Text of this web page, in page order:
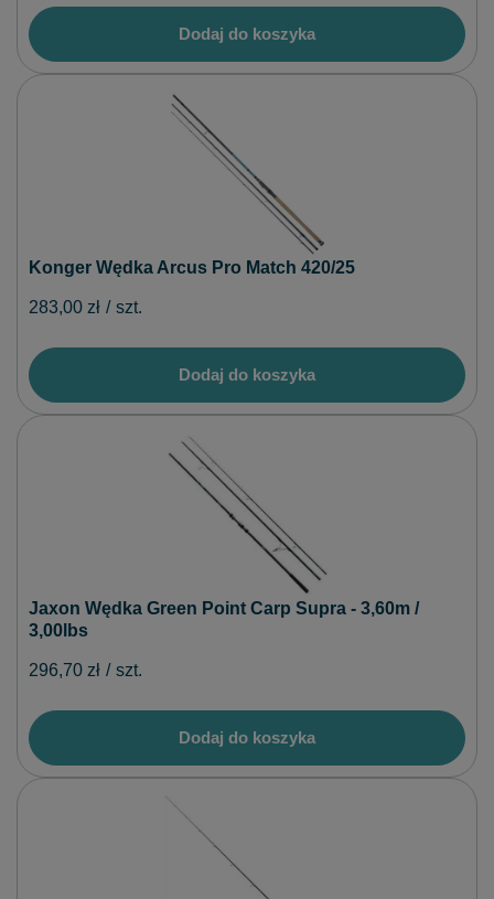
Dodaj do koszyka
Konger Wędka Arcus Pro Match 420/25
283,00 zł / szt.
Dodaj do koszyka
Jaxon Wędka Green Point Carp Supra - 3,60m /
3,00lbs
296,70 zł / szt.
Dodaj do koszyka